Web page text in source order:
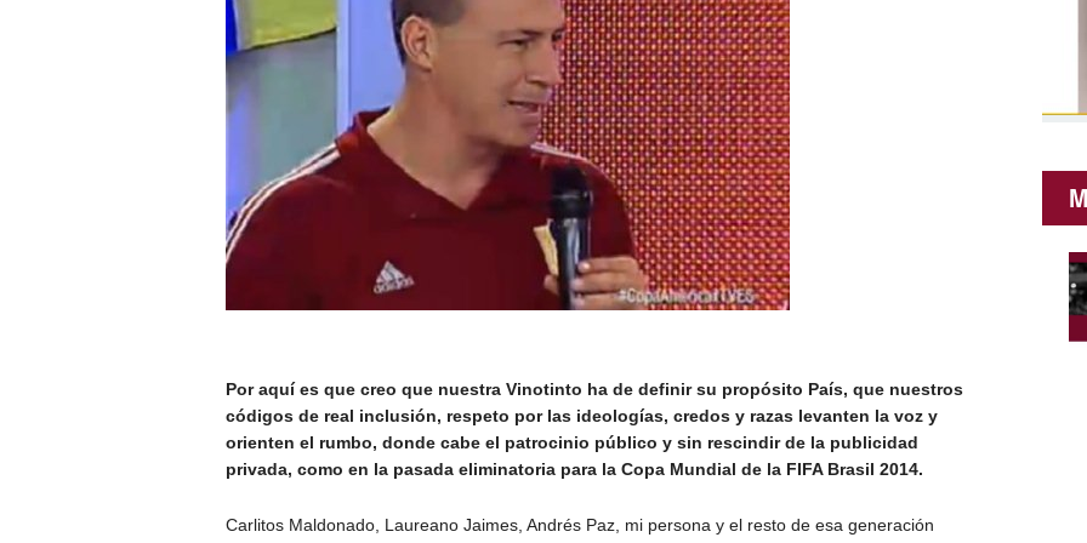
Por aquí es que creo que nuestra Vinotinto ha de definir su propósito País, que nuestros
códigos de real inclusión, respeto por las ideologías, credos y razas levanten la voz y
orienten el rumbo, donde cabe el patrocinio público y sin rescindir de la publicidad
privada, como en la pasada eliminatoria para la Copa Mundial de la FIFA Brasil 2014.
Carlitos Maldonado, Laureano Jaimes, Andrés Paz, mi persona y el resto de esa generación